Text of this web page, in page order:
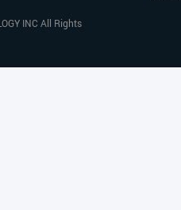
INC All Rights